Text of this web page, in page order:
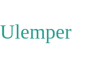
Ulemper